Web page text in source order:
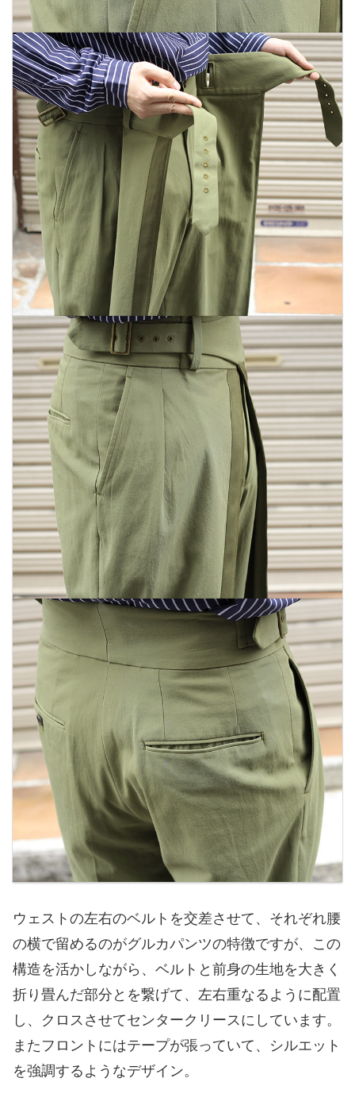
ウェストの左右のベルトを交差させて、それぞれ腰
の横で留めるのがグルカパンツの特徴ですが、この
構造を活かしながら、ベルトと前身の生地を大きく
折り畳んだ部分とを繋げて、左右重なるように配置
し、クロスさせてセンタークリースにしています。
またフロントにはテープが張っていて、シルエット
を強調するようなデザイン。